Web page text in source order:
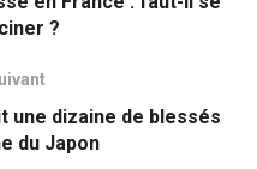
?
une dizaine de blessés
du Japon